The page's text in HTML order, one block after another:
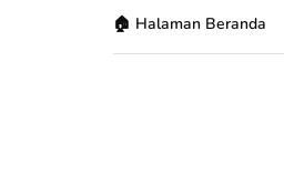
🏠 Halaman Beranda